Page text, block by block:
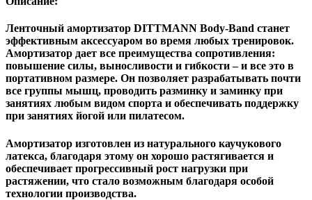
Ленточный амортизатор DITTMANN Body-Band станет
эффективным аксессуаром во время любых тренировок.
Амортизатор дает все преимущества сопротивления:
повышение силы, выносливости и гибкости – и все это в
портативном размере. Он позволяет разрабатывать почти
все группы мышц, проводить разминку и заминку при
занятиях любым видом спорта и обеспечивать поддержку
при занятиях йогой или пилатесом.
Амортизатор изготовлен из натурального каучукового
латекса, благодаря этому он хорошо растягивается и
обеспечивает прогрессивный рост нагрузки при
растяжении, что стало возможным благодаря особой
технологии производства.